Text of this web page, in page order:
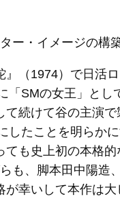
ー・イメージの構
（1974）で日活
SMの女王」とし
続けて谷の主演
たことを明らかに
も史上初の本格
も、脚本田中陽造
幸いして本作は